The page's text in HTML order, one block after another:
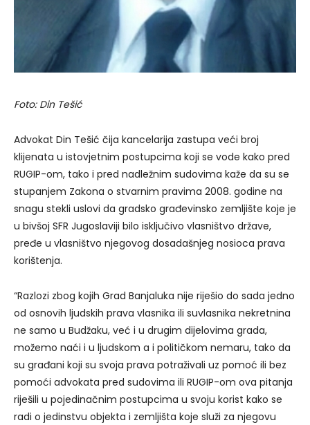
Foto: Din Tešić
Advokat Din Tešić čija kancelarija zastupa veći broj
klijenata u istovjetnim postupcima koji se vode kako pred
RUGIP-om, tako i pred nadležnim sudovima kaže da su se
stupanjem Zakona o stvarnim pravima 2008. godine na
snagu stekli uslovi da gradsko građevinsko zemljište koje je
u bivšoj SFR Jugoslaviji bilo isključivo vlasništvo države,
pređe u vlasništvo njegovog dosadašnjeg nosioca prava
korištenja.
“Razlozi zbog kojih Grad Banjaluka nije riješio do sada jedno
od osnovih ljudskih prava vlasnika ili suvlasnika nekretnina
ne samo u Budžaku, već i u drugim dijelovima grada,
možemo naći i u ljudskom a i političkom nemaru, tako da
su građani koji su svoja prava potraživali uz pomoć ili bez
pomoći advokata pred sudovima ili RUGIP-om ova pitanja
riješili u pojedinačnim postupcima u svoju korist kako se
radi o jedinstvu objekta i zemljišta koje služi za njegovu